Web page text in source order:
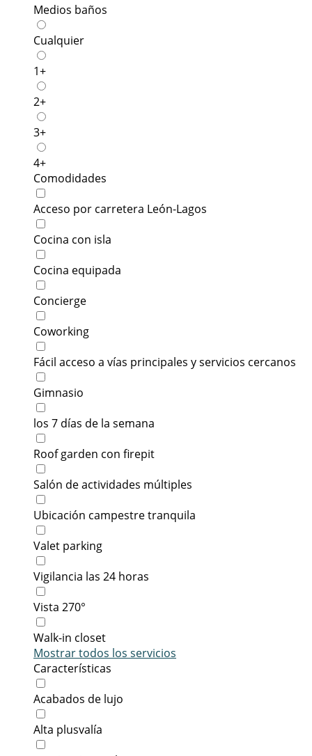
Medios baños
Cualquier
1+
2+
3+
4+
Comodidades
Acceso por carretera León-Lagos
Cocina con isla
Cocina equipada
Concierge
Coworking
Fácil acceso a vías principales y servicios cercanos
Gimnasio
los 7 días de la semana
Roof garden con firepit
Salón de actividades múltiples
Ubicación campestre tranquila
Valet parking
Vigilancia las 24 horas
Vista 270°
Walk-in closet
Mostrar todos los servicios
Características
Acabados de lujo
Alta plusvalía